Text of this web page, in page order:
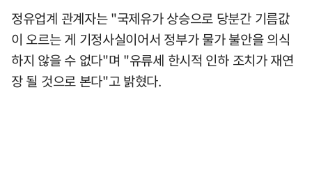
정유업계 관계자는 "국제유가 상승으로 당분간 기름값
이 오르는 게 기정사실이어서 정부가 물가 불안을 의식
하지 않을 수 없다"며 "유류세 한시적 인하 조치가 재연
장 될 것으로 본다"고 밝혔다.